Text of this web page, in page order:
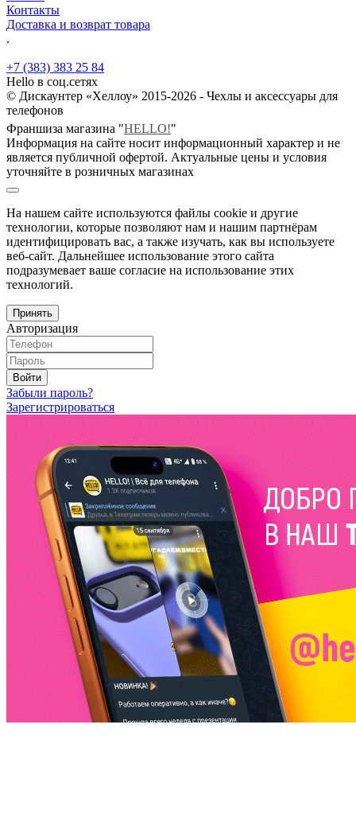
Контакты
Доставка и возврат товара
.
+7 (383) 383 25 84
Hello в соц.сетях
© Дискаунтер «Хеллоу» 2015-2026 - Чехлы и аксессуары для
телефонов
Франшиза магазина "HELLO!"
Информация на сайте носит информационный характер и не
является публичной офертой. Актуальные цены и условия
уточняйте в розничных магазинах
На нашем сайте используются файлы cookie и другие
технологии, которые позволяют нам и нашим партнёрам
идентифицировать вас, а также изучать, как вы используете
веб-сайт. Дальнейшее использование этого сайта
подразумевает ваше согласие на использование этих
технологий.
Принять
Авторизация
Войти
Забыли пароль?
Зарегистрироваться